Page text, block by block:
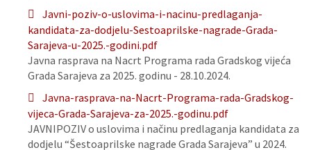
Javni-poziv-o-uslovima-i-nacinu-predlaganja-
kandidata-za-dodjelu-Sestoaprilske-nagrade-Grada-
Sarajeva-u-2025.-godini.pdf
Javna rasprava na Nacrt Programa rada Gradskog vijeća
Grada Sarajeva za 2025. godinu - 28.10.2024.
Javna-rasprava-na-Nacrt-Programa-rada-Gradskog-
vijeca-Grada-Sarajeva-za-2025.-godinu.pdf
JAVNIPOZIV o uslovima i načinu predlaganja kandidata za
dodjelu “Šestoaprilske nagrade Grada Sarajeva” u 2024.